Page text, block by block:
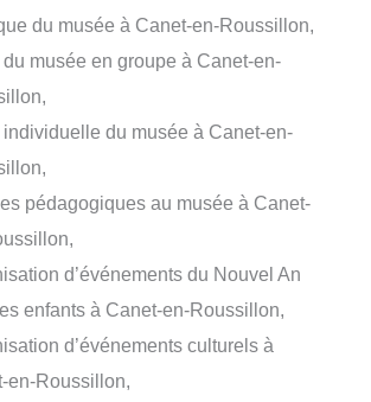
du musée à Canet-en-Roussillon,
musée en groupe à Canet-en-
du musée à Canet-en-
pédagogiques au musée à Canet-
d’événements du Nouvel An
enfants à Canet-en-Roussillon,
d’événements culturels à
en-Roussillon,